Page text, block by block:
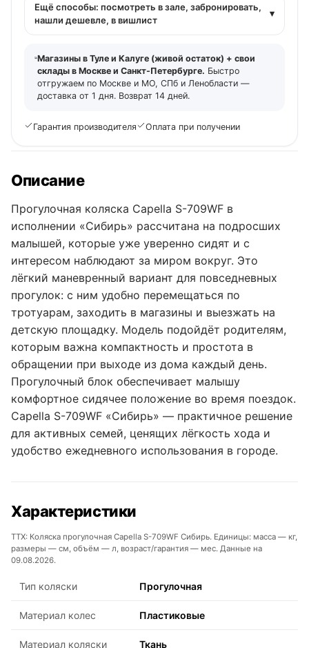
Ещё способы: посмотреть в зале, забронировать,
нашли дешевле, в вишлист
▾
Магазины в Туле и Калуге (живой остаток) + свои
склады в Москве и Санкт-Петербурге. Быстро
отгружаем по Москве и МО, СПб и Ленобласти —
доставка от 1 дня. Возврат 14 дней.
Гарантия производителя Оплата при получении
Описание
Прогулочная коляска Capella S-709WF в
исполнении «Сибирь» рассчитана на подросших
малышей, которые уже уверенно сидят и с
интересом наблюдают за миром вокруг. Это
лёгкий маневренный вариант для повседневных
прогулок: с ним удобно перемещаться по
тротуарам, заходить в магазины и выезжать на
детскую площадку. Модель подойдёт родителям,
которым важна компактность и простота в
обращении при выходе из дома каждый день.
Прогулочный блок обеспечивает малышу
комфортное сидячее положение во время поездок.
Capella S-709WF «Сибирь» — практичное решение
для активных семей, ценящих лёгкость хода и
удобство ежедневного использования в городе.
Характеристики
ТТХ: Коляска прогулочная Capella S-709WF Сибирь. Единицы: масса — кг,
размеры — см, объём — л, возраст/гарантия — мес. Данные на
09.08.2026.
Тип коляски Прогулочная
Материал колес Пластиковые
Материал коляски Ткань